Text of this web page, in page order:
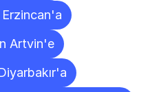
Artvin'e